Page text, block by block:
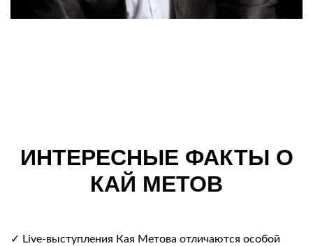
ИНТЕРЕСНЫЕ ФАКТЫ О
КАЙ МЕТОВ
✓ Live-выступления Кая Метова отличаются особой